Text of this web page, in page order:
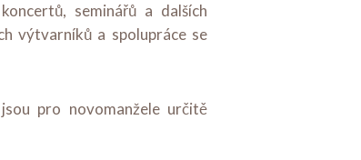
seminářů a dalších
výtvarníků a spolupráce se
pro novomanžele určitě